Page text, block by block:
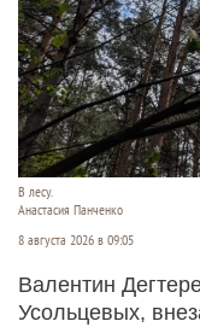
В лесу.
Анастасия Панченко
8 августа 2026 в 09:05
Валентин
Усольцевых,